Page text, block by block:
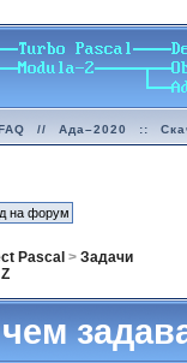
// Ада–2020 ::
Pascal > Задачи
Z